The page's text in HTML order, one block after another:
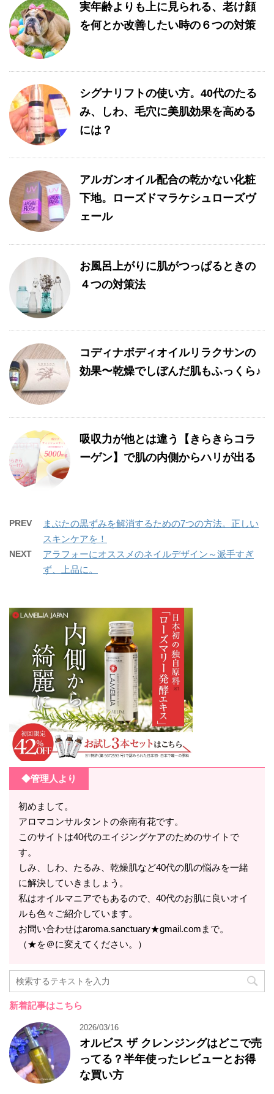
実年齢よりも上に見られる、老け顔
を何とか改善したい時の６つの対策
シグナリフトの使い方。40代のたる
み、しわ、毛穴に美肌効果を高める
には？
アルガンオイル配合の乾かない化粧
下地。ローズドマラケシュローズヴ
ェール
お風呂上がりに肌がつっぱるときの
４つの対策法
コディナボディオイルリラクサンの
効果〜乾燥でしぼんだ肌もふっくら♪
吸収力が他とは違う【きらきらコラ
ーゲン】で肌の内側からハリが出る
PREV
まぶたの黒ずみを解消するための7つの方法。正しい
スキンケアを！
NEXT
アラフォーにオススメのネイルデザイン～派手すぎ
ず、上品に。
◆管理人より
初めまして。
アロマコンサルタントの奈南有花です。
このサイトは40代のエイジングケアのためのサイトで
す。
しみ、しわ、たるみ、乾燥肌など40代の肌の悩みを一緒
に解決していきましょう。
私はオイルマニアでもあるので、40代のお肌に良いオイ
ルも色々ご紹介しています。
お問い合わせはaroma.sanctuary★gmail.comまで。
（★を＠に変えてください。）
新着記事はこちら
2026/03/16
オルビス ザ クレンジングはどこで売
ってる？半年使ったレビューとお得
な買い方